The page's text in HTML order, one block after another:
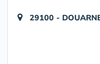
29100 -